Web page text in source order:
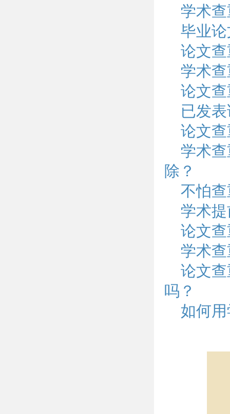
学术
毕业
论文
学术
论文
已发
论文
学术
除？
不怕
学术
论文
学术
论文
吗？
如何